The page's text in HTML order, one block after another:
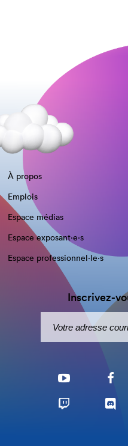
À propos
Emplois
Espace médias
Espace exposant·e⋅s
Espace professionnel·le⋅s
Inscrivez-